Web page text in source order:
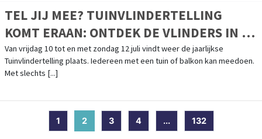
TEL JIJ MEE? TUINVLINDERTELLING
KOMT ERAAN: ONTDEK DE VLINDERS IN JE
EIGEN TUIN
Van vrijdag 10 tot en met zondag 12 juli vindt weer de jaarlijkse
Tuinvlindertelling plaats. Iedereen met een tuin of balkon kan meedoen.
Met slechts [...]
1 2(current)
3 4 ... 132